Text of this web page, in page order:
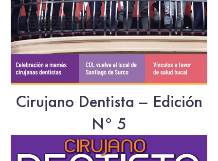
Cirujano Dentista – Edición
N° 5